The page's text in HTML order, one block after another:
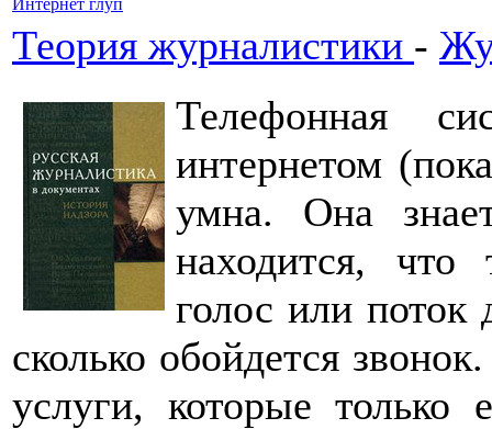
Интернет глуп
Теория журналистики -
Телефонная
интернетом
умна. Она
находится, что
голос или поток
сколько обойдется
услуги, которые